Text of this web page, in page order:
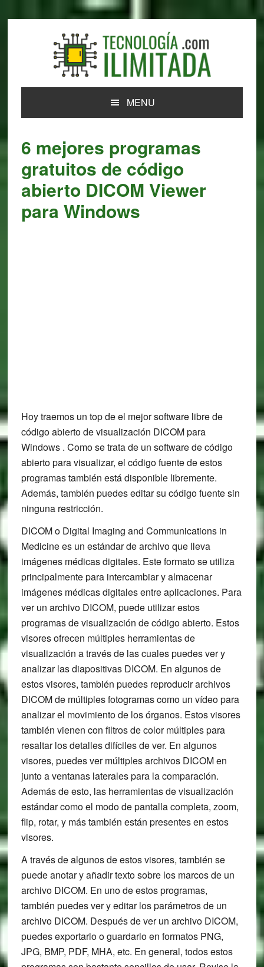
MENU
6 mejores programas
gratuitos de código
abierto DICOM Viewer
para Windows
Hoy traemos un top de el mejor software libre de
código abierto de visualización DICOM para
Windows . Como se trata de un software de código
abierto para visualizar, el código fuente de estos
programas también está disponible libremente.
Además, también puedes editar su código fuente sin
ninguna restricción.
DICOM o Digital Imaging and Communications in
Medicine es un estándar de archivo que lleva
imágenes médicas digitales. Este formato se utiliza
principalmente para intercambiar y almacenar
imágenes médicas digitales entre aplicaciones. Para
ver un archivo DICOM, puede utilizar estos
programas de visualización de código abierto. Estos
visores ofrecen múltiples herramientas de
visualización a través de las cuales puedes ver y
analizar las diapositivas DICOM. En algunos de
estos visores, también puedes reproducir archivos
DICOM de múltiples fotogramas como un vídeo para
analizar el movimiento de los órganos. Estos visores
también vienen con filtros de color múltiples para
resaltar los detalles difíciles de ver. En algunos
visores, puedes ver múltiples archivos DICOM en
junto a ventanas laterales para la comparación.
Además de esto, las herramientas de visualización
estándar como el modo de pantalla completa, zoom,
flip, rotar, y más también están presentes en estos
visores.
A través de algunos de estos visores, también se
puede anotar y añadir texto sobre los marcos de un
archivo DICOM. En uno de estos programas,
también puedes ver y editar los parámetros de un
archivo DICOM. Después de ver un archivo DICOM,
puedes exportarlo o guardarlo en formatos PNG,
JPG, BMP, PDF, MHA, etc. En general, todos estos